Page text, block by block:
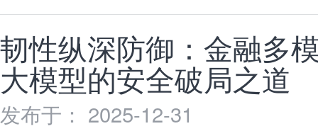
韧性纵深防御：金融多
大模型的安全破局之道
发布于： 2025-12-31